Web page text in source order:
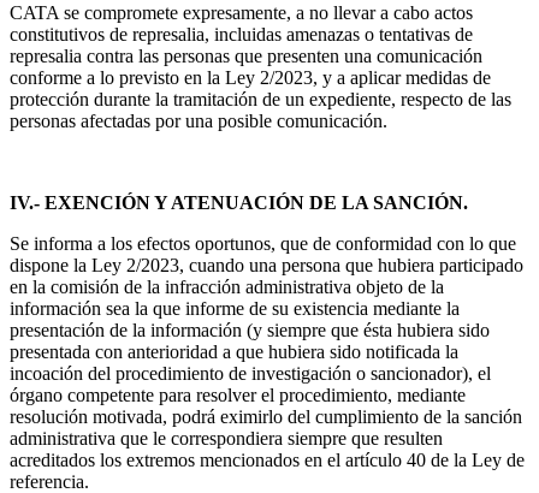
CATA se compromete expresamente, a no llevar a cabo actos
constitutivos de represalia, incluidas amenazas o tentativas de
represalia contra las personas que presenten una comunicación
conforme a lo previsto en la Ley 2/2023, y a aplicar medidas de
protección durante la tramitación de un expediente, respecto de las
personas afectadas por una posible comunicación.
IV.- EXENCIÓN Y ATENUACIÓN DE LA SANCIÓN.
Se informa a los efectos oportunos, que de conformidad con lo que
dispone la Ley 2/2023, cuando una persona que hubiera participado
en la comisión de la infracción administrativa objeto de la
información sea la que informe de su existencia mediante la
presentación de la información (y siempre que ésta hubiera sido
presentada con anterioridad a que hubiera sido notificada la
incoación del procedimiento de investigación o sancionador), el
órgano competente para resolver el procedimiento, mediante
resolución motivada, podrá eximirlo del cumplimiento de la sanción
administrativa que le correspondiera siempre que resulten
acreditados los extremos mencionados en el artículo 40 de la Ley de
referencia.